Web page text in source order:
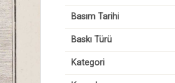
Basım Tarihi
Baskı Türü
Kategori